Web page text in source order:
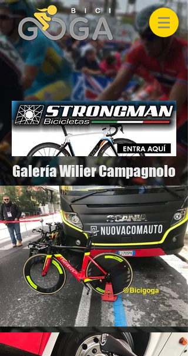
Galería Wilier Campagnolo